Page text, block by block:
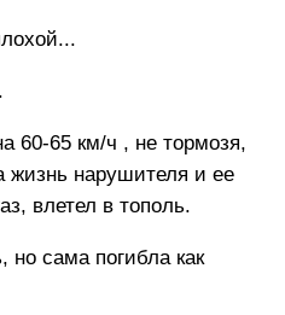
60-65 км/ч , не тормозя,
жизнь нарушителя и ее
влетел в тополь.
но сама погибла как